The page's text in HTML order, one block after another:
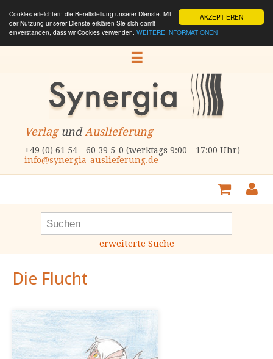
AKZEPTIEREN
Cookies erleichtern die Bereitstellung unserer Dienste. Mit
der Nutzung unserer Dienste erklären Sie sich damit
einverstanden, dass wir Cookies verwenden. WEITERE INFORMATIONEN
☰
VerlagundAuslieferung
+49 (0) 61 54 - 60 39 5-0 (werktags 9:00 - 17:00 Uhr)
info@synergia-auslieferung.de
erweiterte Suche
Die Flucht